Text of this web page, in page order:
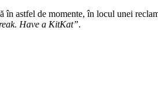
astfel de momente, în locul unei
Have a KitKat”.